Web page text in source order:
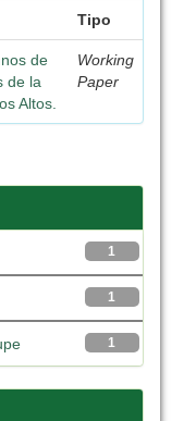
Tipo
de
de la
Altos.
Working
Paper
1
1
1